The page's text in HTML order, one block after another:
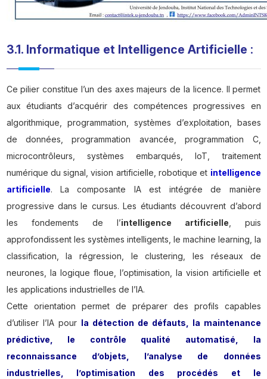
3.1. Informatique et Intelligence Artificielle :
Ce pilier constitue l’un des axes majeurs de la licence. Il permet
aux étudiants d’acquérir des compétences progressives en
algorithmique, programmation, systèmes d’exploitation, bases
de données, programmation avancée, programmation C,
microcontrôleurs, systèmes embarqués, IoT, traitement
numérique du signal, vision artificielle, robotique et intelligence
artificielle. La composante IA est intégrée de manière
progressive dans le cursus. Les étudiants découvrent d’abord
les fondements de l’intelligence artificielle , puis
approfondissent les systèmes intelligents, le machine learning, la
classification, la régression, le clustering, les réseaux de
neurones, la logique floue, l’optimisation, la vision artificielle et
les applications industrielles de l’IA.
Cette orientation permet de préparer des profils capables
d’utiliser l’IA pour la détection de défauts, la maintenance
prédictive, le contrôle qualité automatisé, la
reconnaissance d’objets, l’analyse de données
industrielles, l’optimisation des procédés et le